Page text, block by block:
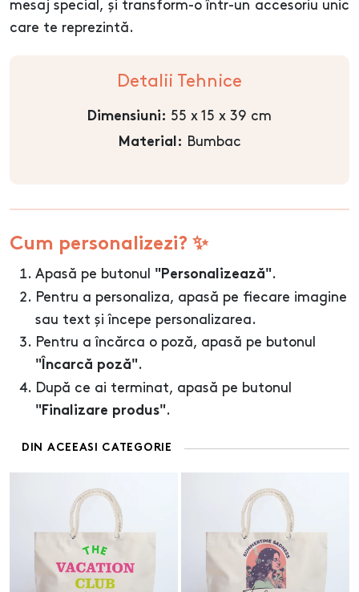
mesaj special, și transform-o într-un accesoriu unic
care te reprezintă.
Detalii Tehnice
Dimensiuni: 55 x 15 x 39 cm
Material: Bumbac
Cum personalizezi? ✨
Apasă pe butonul "Personalizează".
Pentru a personaliza, apasă pe fiecare imagine
sau text și începe personalizarea.
Pentru a încărca o poză, apasă pe butonul
"Încarcă poză".
După ce ai terminat, apasă pe butonul
"Finalizare produs".
DIN ACEEASI CATEGORIE